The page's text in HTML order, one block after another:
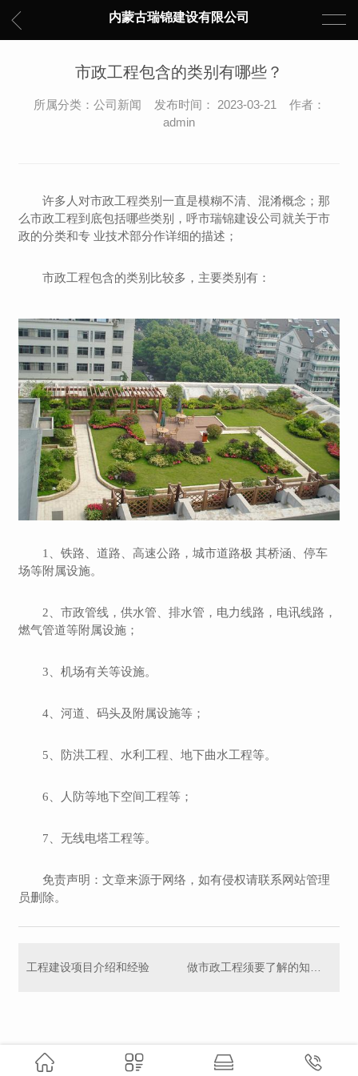
内蒙古瑞锦建设有限公司
市政工程包含的类别有哪些？
所属分类：公司新闻 发布时间： 2023-03-21 作者：
admin
许多人对市政工程类别一直是模糊不清、混淆概念；那
么市政工程到底包括哪些类别，呼市瑞锦建设公司就关于市
政的分类和专 业技术部分作详细的描述；
市政工程包含的类别比较多，主要类别有：
1、铁路、道路、高速公路，城市道路极 其桥涵、停车
场等附属设施。
2、市政管线，供水管、排水管，电力线路，电讯线路，
燃气管道等附属设施；
3、机场有关等设施。
4、河道、码头及附属设施等；
5、防洪工程、水利工程、地下曲水工程等。
6、人防等地下空间工程等；
7、无线电塔工程等。
免责声明：文章来源于网络，如有侵权请联系网站管理
员删除。
工程建设项目介绍和经验 做市政工程须要了解的知识有哪些